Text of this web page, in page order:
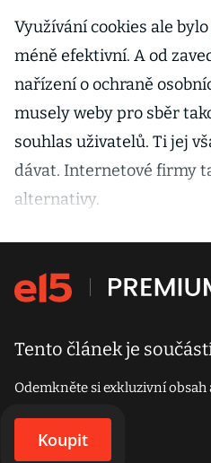
Využívání cookies ale
méně efektivní. A od
nařízení o ochraně
musely weby pro sběr
souhlas uživatelů. Ti jej
dávat. Internetové firmy
alternativy.
Tento článek je
Odemkněte si exkluzivní obsah
Koupit